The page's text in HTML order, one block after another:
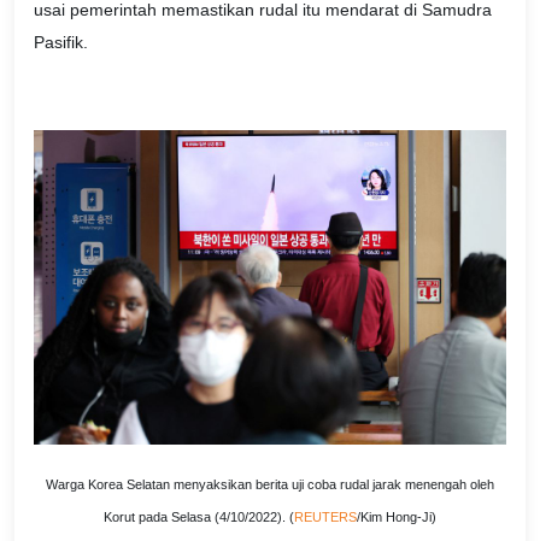
usai pemerintah memastikan rudal itu mendarat di Samudra
Pasifik.
Warga Korea Selatan menyaksikan berita uji coba rudal jarak menengah oleh
Korut pada Selasa (4/10/2022). (REUTERS/Kim Hong-Ji)